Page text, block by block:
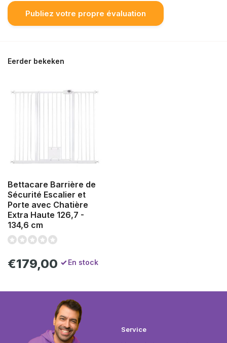
Publiez votre propre évaluation
Eerder bekeken
Bettacare Barrière de
Sécurité Escalier et
Porte avec Chatière
Extra Haute 126,7 -
134,6 cm
€179,00 En stock
Service